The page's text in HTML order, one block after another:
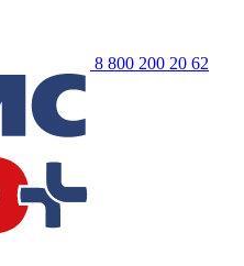
8 800 200 20 62